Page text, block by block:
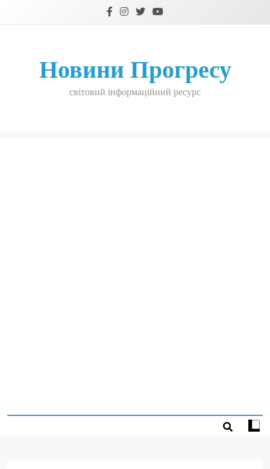
Новини Прогресу
світовий інформаційний ресурс